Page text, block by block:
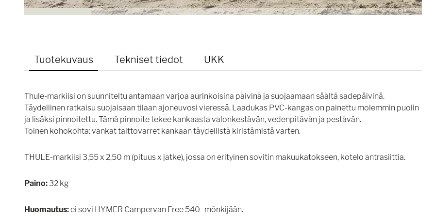
Tuotekuvaus Tekniset tiedot UKK
Thule-markiisi on suunniteltu antamaan varjoa aurinkoisina päivinä ja suojaamaan säältä sadepäivinä.
Täydellinen ratkaisu suojaisaan tilaan ajoneuvosi vieressä. Laadukas PVC-kangas on painettu molemmin puolin
ja lisäksi pinnoitettu. Tämä pinnoite tekee kankaasta valonkestävän, vedenpitävän ja pestävän.
Toinen kohokohta: vankat taittovarret kankaan täydellistä kiristämistä varten.
THULE-markiisi 3,55 x 2,50 m (pituus x jatke), jossa on erityinen sovitin makuukatokseen, kotelo antrasiittia.
Paino: 32 kg
Huomautus:ei sovi HYMER Campervan Free 540 -mönkijään.